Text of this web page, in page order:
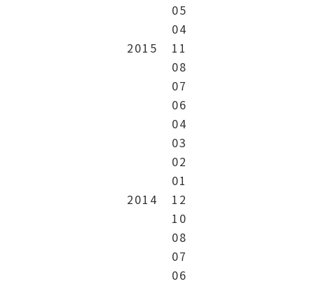
05
04
2015
11
08
07
06
04
03
02
01
2014
12
10
08
07
06